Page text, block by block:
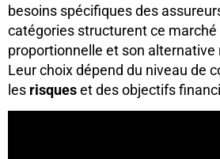
besoins spécifiques des
catégories structurent ce marché
proportionnelle et son
Leur choix dépend du niveau de
les risqueset des objectifs